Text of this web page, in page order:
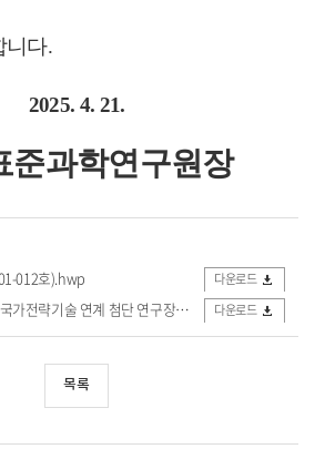
니다.
2025. 4. 21.
준과학연구원장
012호).hwp 다운로드
첨단 연구장비 개발 기술로드맵 수립 연구 용역.hwp 다운로드
목록